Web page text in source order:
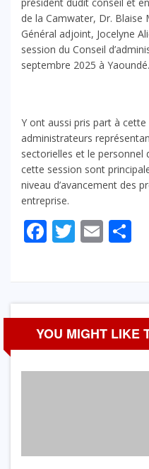
de la Camwater, Dr. Blaise
Général adjoint, Jocelyne
session du Conseil
septembre 2025 à Yaoundé.
Y ont aussi pris part à cette
administrateurs
sectorielles et le personnel
cette session sont
niveau d’avancement des
entreprise.
Facebook
Twitter
Email
YOU MIGHT LIKE